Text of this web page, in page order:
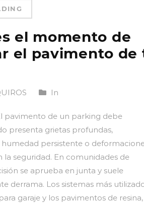
el momento de
el pavimento de
In
pavimento de un parking debe
presenta grietas profundas,
persistente o
seguridad. En comunidades de
se aprueba en junta y suele
derrama. Los sistemas más
garaje y los pavimentos de